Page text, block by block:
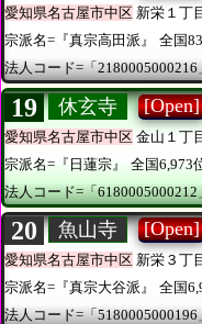
愛知県名古屋市中区 新栄１丁
宗派名=『真宗高田派』
全国
法人コード=「2180005000216
19 休玄寺 [Open]
愛知県名古屋市中区 金山１丁
宗派名=『日蓮宗』
全国6,973
法人コード=「6180005000212
20 魚山寺 [Open]
愛知県名古屋市中区 新栄３丁
宗派名=『真宗大谷派』
全国
法人コード=「5180005000196